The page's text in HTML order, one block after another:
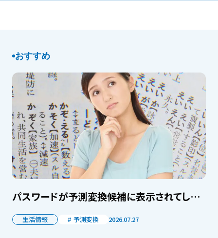
おすすめ
パスワードが予測変換候補に表示されてしまった！ 対処法は？
生活情報 予測変換 2026.07.27